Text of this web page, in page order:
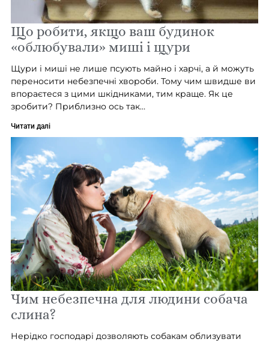
Що робити, якщо ваш будинок
«облюбували» миші і щури
Щури і миші не лише псують майно і харчі, а й можуть
переносити небезпечні хвороби. Тому чим швидше ви
впораєтеся з цими шкідниками, тим краще. Як це
зробити? Приблизно ось так…
Читати далі
Чим небезпечна для людини собача
слина?
Нерідко господарі дозволяють собакам облизувати